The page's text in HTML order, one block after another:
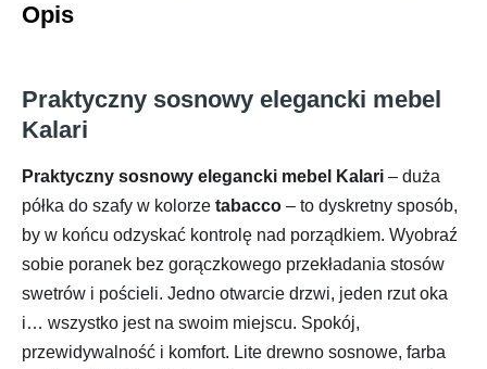
Opis
Praktyczny sosnowy elegancki mebel
Kalari
Praktyczny sosnowy elegancki mebel Kalari – duża
półka do szafy w kolorze tabacco – to dyskretny sposób,
by w końcu odzyskać kontrolę nad porządkiem. Wyobraź
sobie poranek bez gorączkowego przekładania stosów
swetrów i pościeli. Jedno otwarcie drzwi, jeden rzut oka
i… wszystko jest na swoim miejscu. Spokój,
przewidywalność i komfort. Lite drewno sosnowe, farba